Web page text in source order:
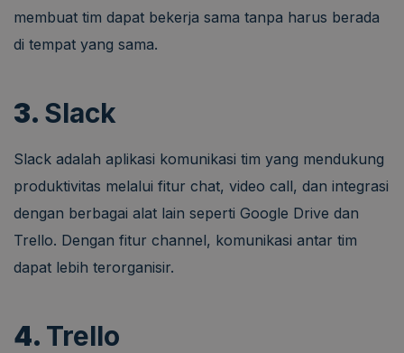
membuat tim dapat bekerja sama tanpa harus berada
di tempat yang sama.
3. Slack
Slack adalah aplikasi komunikasi tim yang mendukung
produktivitas melalui fitur chat, video call, dan integrasi
dengan berbagai alat lain seperti Google Drive dan
Trello. Dengan fitur channel, komunikasi antar tim
dapat lebih terorganisir.
4. Trello